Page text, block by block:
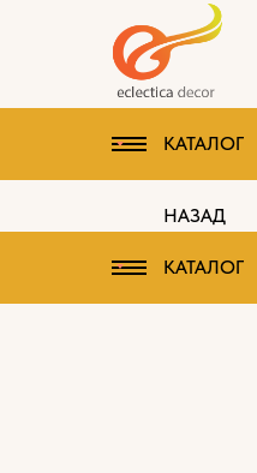
КАТАЛОГ
НАЗАД
КАТАЛОГ